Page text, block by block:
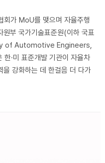
회가 MoU를 맺으며 자율주행
부 국가기술표준원(이하 국표
of Automotive Engineers,
·미 표준개발 기관이 자율차
을 강화하는 데 한걸음 더 다가